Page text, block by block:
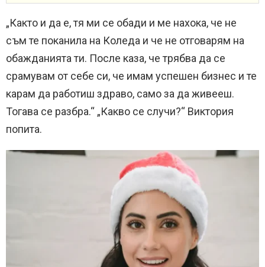
„Както и да е, тя ми се обади и ме нахока, че не
съм те поканила на Коледа и че не отговарям на
обажданията ти. После каза, че трябва да се
срамувам от себе си, че имам успешен бизнес и те
карам да работиш здраво, само за да живееш.
Тогава се разбра.“ „Какво се случи?“ Виктория
попита.